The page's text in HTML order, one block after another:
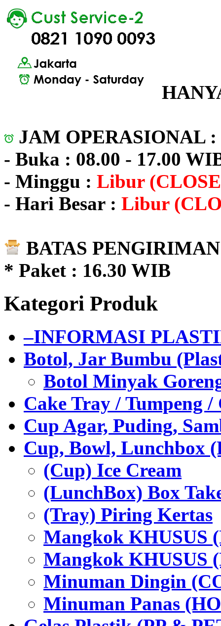
JAM OPERASIONAL :
- Buka : 08.00 - 17.00
- Minggu : Libur
- Hari Besar : Libur
BATAS
* Paket : 16.30 WIB
Kategori Produk
–INFORMASI
Botol, Jar Bumbu
Botol Minyak
Cake Tray / Tumpeng /
Cup Agar, Puding,
Cup, Bowl, Lunchbox
(Cup) Ice Cream
(LunchBox) Box
(Tray) Piring Kertas
Mangkok KHUSUS
Mangkok KHUSUS
Minuman Dingin
Minuman Panas